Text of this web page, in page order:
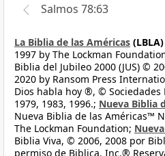
Salmos 78:63
La Biblia de las Américas (LBLA)
1997 by The Lockman
Biblia del Jubileo 2000 (JUS) ©
2020 by Ransom Press
Dios habla hoy ®, © Sociedades
1979, 1983, 1996.; Nueva Biblia
Nueva Biblia de las Américas™
The Lockman Foundation;
Biblia Viva, © 2006, 2008 por
permiso de Biblica, Inc.®